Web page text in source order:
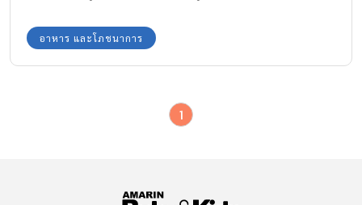
อาหาร และโภชนาการ
1